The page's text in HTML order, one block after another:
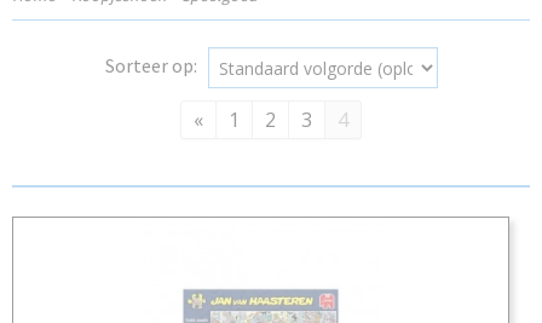
Sorteer op:
« 1 2 3 4